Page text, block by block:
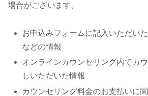
場合がございます。
お申込みフォームに記入いただい
などの情報
オンラインカウンセリング内でカ
しいただいた情報
カウンセリング料金のお支払いに